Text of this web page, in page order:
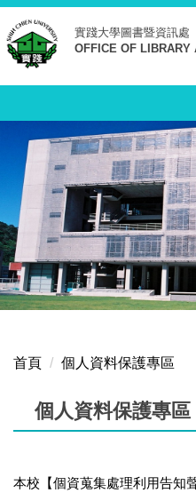
跳
到
主
要
實踐大學圖書暨資訊處
OFFICE OF LIBRARY
首頁 個人資料保護專區
個人資料保護專區
本校【個資蒐集處理利用告知